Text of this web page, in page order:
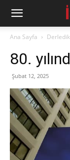
Ana Sayfa
80.
Şubat 12, 2025